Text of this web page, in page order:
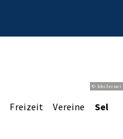
© bbsferrari
Freizeit Vereine